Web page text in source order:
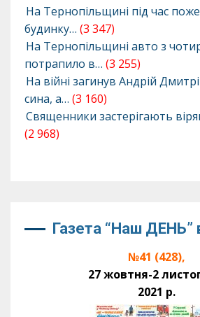
На Тернопільщині під час
будинку… (3 347)
На Тернопільщині авто з
потрапило в… (3 255)
На війні загинув Андрій
сина, а… (3 160)
Священники застерігають
(2 968)
Газета “Наш ДЕНЬ”
№41 (428),
27 жовтня-2
2021 р.